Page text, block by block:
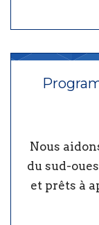
Nous
du sud-
et prêts à